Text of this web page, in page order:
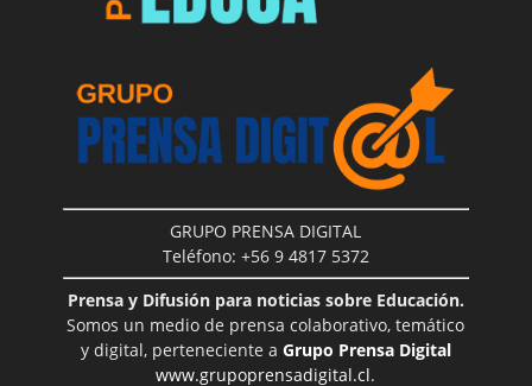
GRUPO PRENSA DIGITAL
Teléfono: +56 9 4817 5372
Prensa y Difusión para noticias sobre Educación.
Somos un medio de prensa colaborativo, temático
y digital, perteneciente a Grupo Prensa Digital
www.grupoprensadigital.cl.